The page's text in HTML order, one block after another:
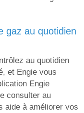
au quotidien
et Engie vous
Engie
consulter au
aide à améliorer vos